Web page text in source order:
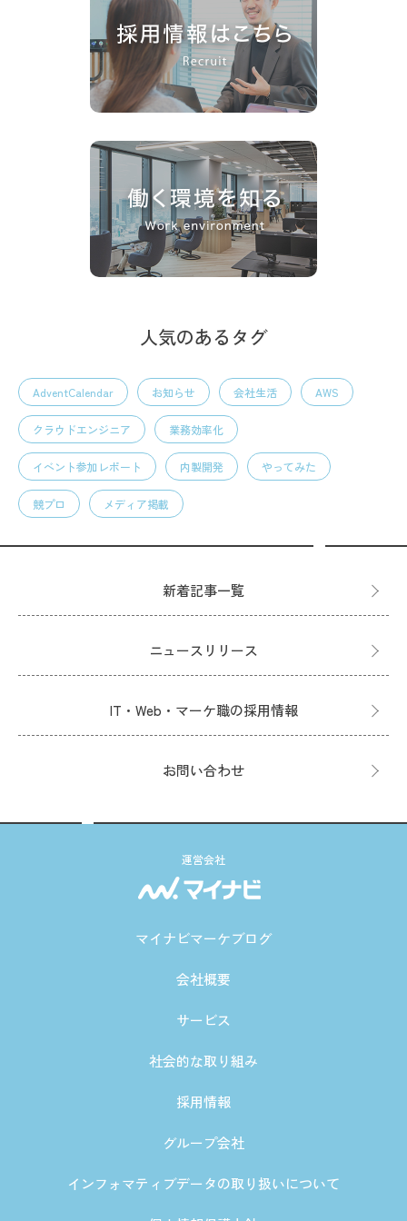
人気のあるタグ
AdventCalendar お知らせ 会社生活 AWS
クラウドエンジニア 業務効率化
イベント参加レポート 内製開発 やってみた
競プロ メディア掲載
新着記事一覧
ニュースリリース
IT・Web・マーケ職の採用情報
お問い合わせ
運営会社
マイナビマーケブログ
会社概要
サービス
社会的な取り組み
採用情報
グループ会社
インフォマティブデータの取り扱いについて